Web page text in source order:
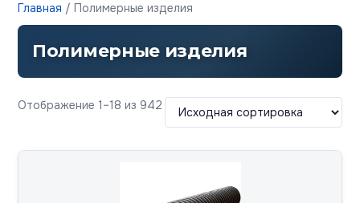
Главная / Полимерные изделия
Полимерные изделия
Отображение 1–18 из 942